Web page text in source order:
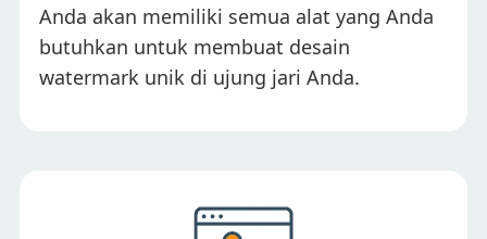
Anda akan memiliki semua alat yang Anda
butuhkan untuk membuat desain
watermark unik di ujung jari Anda.